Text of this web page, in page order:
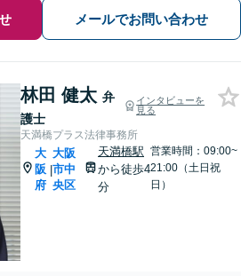
メールでお問い合わせ
林田 健太 弁
護士
インタビューを
見る
天満橋プラス法律事務所
大
阪
府
|
大阪
市中
央区
天満橋駅
から徒歩4
分
営業時間：09:00~
21:00（土日祝
日）